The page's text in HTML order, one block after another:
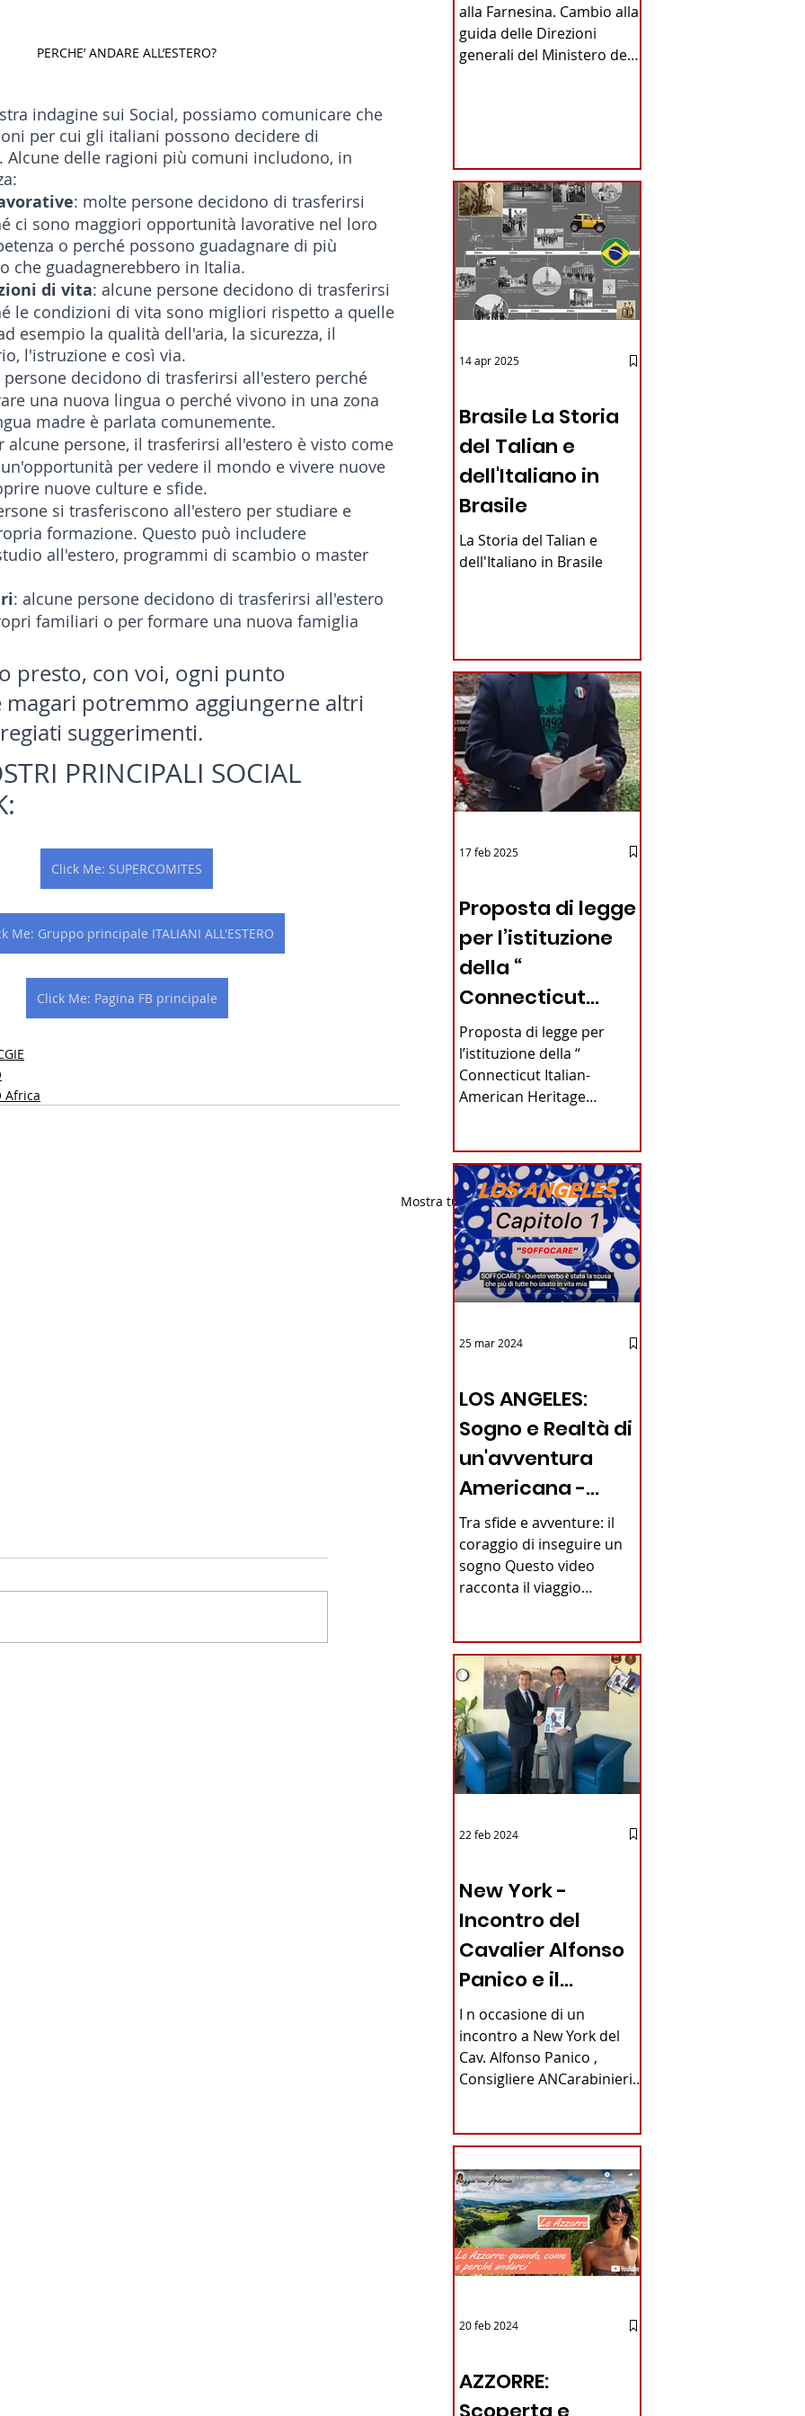
CENTRO 22 - AMERICA DEL SUD 23 - AFRICA
26 - POLITICA 28 - PAPPAMONDO.TV
COMMERCIO ESTERO 32 - MADE IN ITALY
PERCHE’ ANDARE ALL’ESTERO?
indagine sui Social, possiamo comunicare che
per cui gli italiani possono decidere di
Alcune delle ragioni più comuni includono, in
: molte persone decidono di trasferirsi
ci sono maggiori opportunità lavorative nel loro
o perché possono guadagnare di più
che guadagnerebbero in Italia.
di vita: alcune persone decidono di trasferirsi
le condizioni di vita sono migliori rispetto a quelle
esempio la qualità dell'aria, la sicurezza, il
l'istruzione e così via.
persone decidono di trasferirsi all'estero perché
una nuova lingua o perché vivono in una zona
madre è parlata comunemente.
alcune persone, il trasferirsi all'estero è visto come
per vedere il mondo e vivere nuove
nuove culture e sfide.
si trasferiscono all'estero per studiare e
formazione. Questo può includere
all'estero, programmi di scambio o master
: alcune persone decidono di trasferirsi all'estero
familiari o per formare una nuova famiglia
presto, con voi, ogni punto
magari potremmo aggiungerne altri
suggerimenti.
PRINCIPALI SOCIAL
Click Me: SUPERCOMITES
Me: Gruppo principale ITALIANI ALL'ESTERO
Click Me: Pagina FB principale
Africa
Mostra tutti
alla Farnesina. Cambio alla
guida delle Direzioni
generali del Ministero degli
proposte dal ministro
Antonio Tajani . NUOVA
DIREZIONE GENERALE
DELLA FARNESINA
Brasile La Storia
del Talian e
dell'Italiano in
Brasile
La Storia del Talian e
dell'Italiano in Brasile
14 apr 2025
Proposta di legge
per l’istituzione
della “
Connecticut
Italian-American
Heritage
Commission”
Connecticut
Proposta di legge per
l’istituzione della “
Connecticut Italian-
American Heritage
Alfonso...
17 feb 2025
LOS ANGELES:
Sogno e Realtà di
un'avventura
Americana -
VIDEO
Tra sfide e avventure: il
coraggio di inseguire un
sogno Questo video
racconta il viaggio
25 mar 2024
New York -
Incontro del
Cavalier Alfonso
Panico e il
Generale dei
Carabinieri
Fabrizio Parrulli
I n occasione di un
incontro a New York del
Cav. Alfonso Panico ,
Consigliere ANCarabinieri
22 feb 2024
AZZORRE:
20 feb 2024